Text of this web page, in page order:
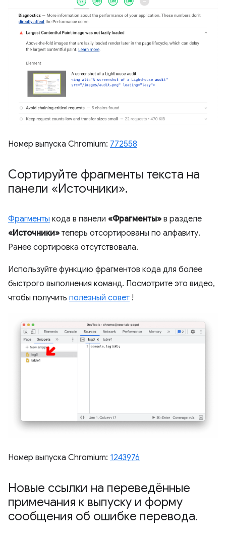
Номер выпуска Chromium: 772558
Сортируйте фрагменты текста на
панели «Источники».
Фрагменты кода в панели «Фрагменты» в разделе
«Источники» теперь отсортированы по алфавиту.
Ранее сортировка отсутствовала.
Используйте функцию фрагментов кода для более
быстрого выполнения команд. Посмотрите это видео,
чтобы получить полезный совет !
Номер выпуска Chromium: 1243976
Новые ссылки на переведённые
примечания к выпуску и форму
сообщения об ошибке перевода.